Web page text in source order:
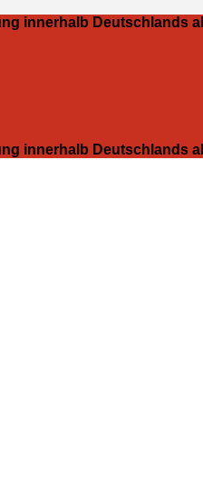
innerhalb Deutschlands
innerhalb Deutschlands